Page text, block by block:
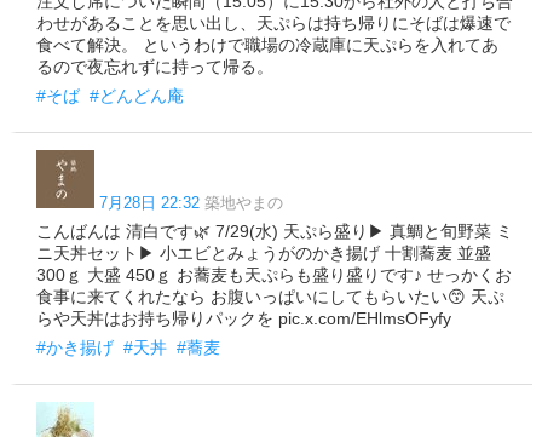
わせがあることを思い出し、天ぷらは持ち帰りにそばは爆速で
食べて解決。 というわけで職場の冷蔵庫に天ぷらを入れてあ
るので夜忘れずに持って帰る。
#そば #どんどん庵
7月28日 22:32 築地やまの
こんばんは 清白です🌿 7/29(水) 天ぷら盛り▶ 真鯛と旬野菜 ミ
ニ天丼セット▶ 小エビとみょうがのかき揚げ 十割蕎麦 並盛
300ｇ 大盛 450ｇ お蕎麦も天ぷらも盛り盛りです♪ せっかくお
食事に来てくれたなら お腹いっぱいにしてもらいたい😙 天ぷ
らや天丼はお持ち帰りパックを pic.x.com/EHlmsOFyfy
#かき揚げ #天丼 #蕎麦